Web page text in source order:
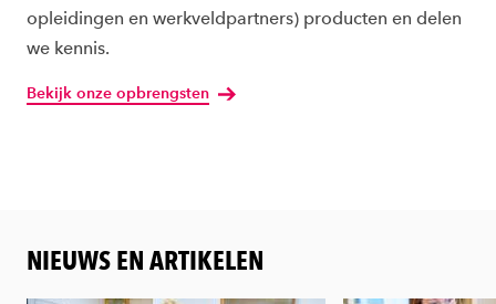
opleidingen en werkveldpartners) producten en delen
we kennis.
Bekijk onze opbrengsten
NIEUWS EN ARTIKELEN